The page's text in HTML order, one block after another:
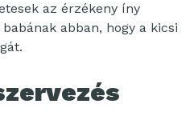
az érzékeny íny
abban, hogy a kicsi